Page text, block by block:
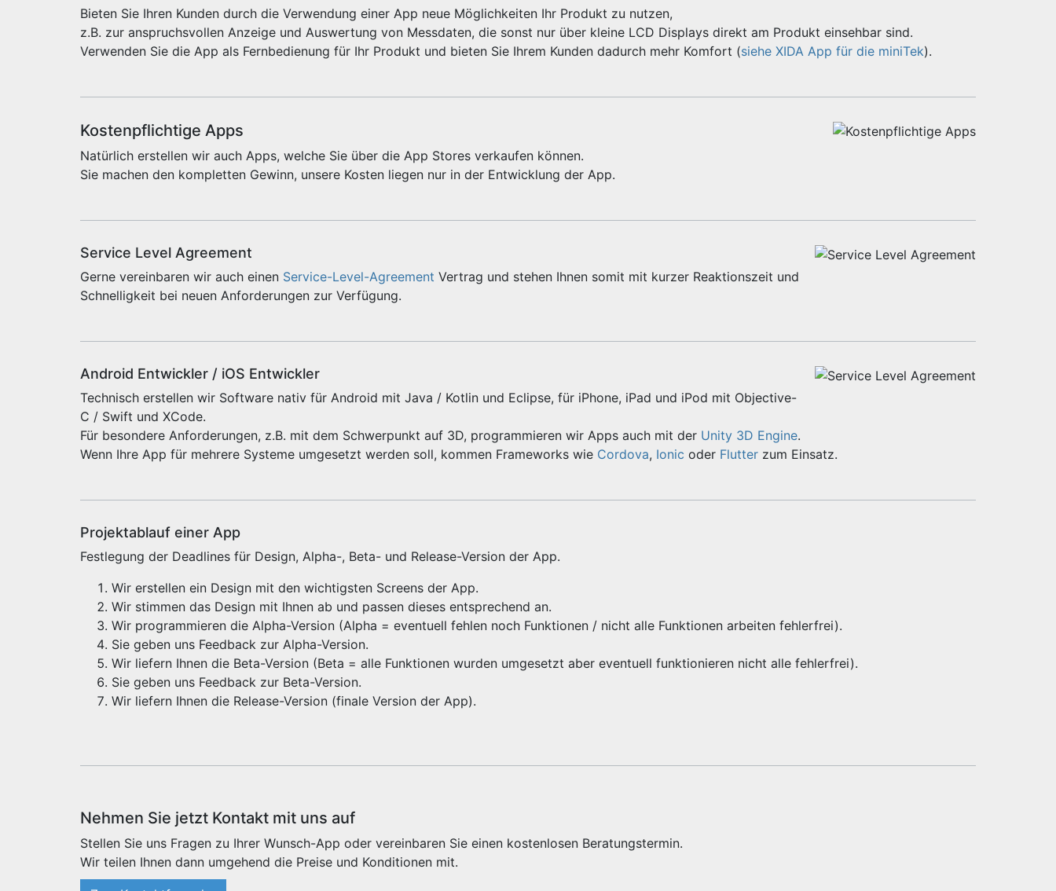
Bieten Sie Ihren Kunden durch die Verwendung einer App neue Möglichkeiten Ihr Produkt zu nutzen,
z.B. zur anspruchsvollen Anzeige und Auswertung von Messdaten, die sonst nur über kleine LCD Displays direkt am Produkt einsehbar sind.
Verwenden Sie die App als Fernbedienung für Ihr Produkt und bieten Sie Ihrem Kunden dadurch mehr Komfort (siehe XIDA App für die miniTek).
Kostenpflichtige Apps
Natürlich erstellen wir auch Apps, welche Sie über die App Stores verkaufen können.
Sie machen den kompletten Gewinn, unsere Kosten liegen nur in der Entwicklung der App.
Service Level Agreement
Gerne vereinbaren wir auch einen Service-Level-Agreement Vertrag und stehen Ihnen somit mit kurzer Reaktionszeit und
Schnelligkeit bei neuen Anforderungen zur Verfügung.
Android Entwickler / iOS Entwickler
Technisch erstellen wir Software nativ für Android mit Java / Kotlin und Eclipse, für iPhone, iPad und iPod mit Objective-
C / Swift und XCode.
Für besondere Anforderungen, z.B. mit dem Schwerpunkt auf 3D, programmieren wir Apps auch mit der Unity 3D Engine.
Wenn Ihre App für mehrere Systeme umgesetzt werden soll, kommen Frameworks wie Cordova, Ionic oder Flutter zum Einsatz.
Projektablauf einer App
Festlegung der Deadlines für Design, Alpha-, Beta- und Release-Version der App.
Wir erstellen ein Design mit den wichtigsten Screens der App.
Wir stimmen das Design mit Ihnen ab und passen dieses entsprechend an.
Wir programmieren die Alpha-Version (Alpha = eventuell fehlen noch Funktionen / nicht alle Funktionen arbeiten fehlerfrei).
Sie geben uns Feedback zur Alpha-Version.
Wir liefern Ihnen die Beta-Version (Beta = alle Funktionen wurden umgesetzt aber eventuell funktionieren nicht alle fehlerfrei).
Sie geben uns Feedback zur Beta-Version.
Wir liefern Ihnen die Release-Version (finale Version der App).
Nehmen Sie jetzt Kontakt mit uns auf
Stellen Sie uns Fragen zu Ihrer Wunsch-App oder vereinbaren Sie einen kostenlosen Beratungstermin.
Wir teilen Ihnen dann umgehend die Preise und Konditionen mit.